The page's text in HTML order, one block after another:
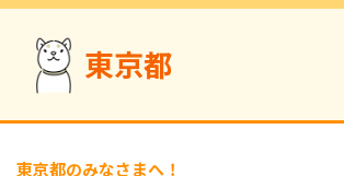
東京都
東京都のみなさまへ！